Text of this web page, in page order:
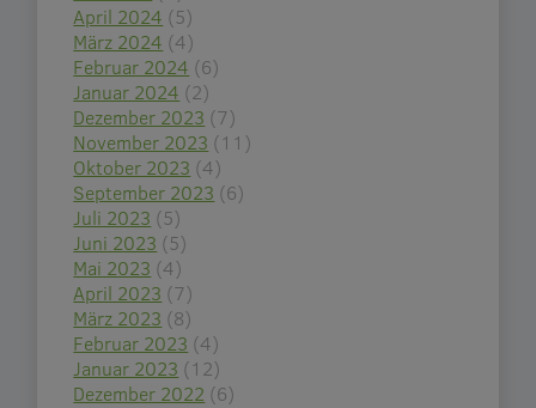
April 2024 (5)
März 2024 (4)
Februar 2024 (6)
Januar 2024 (2)
Dezember 2023 (7)
November 2023 (11)
Oktober 2023 (4)
September 2023 (6)
Juli 2023 (5)
Juni 2023 (5)
Mai 2023 (4)
April 2023 (7)
März 2023 (8)
Februar 2023 (4)
Januar 2023 (12)
Dezember 2022 (6)